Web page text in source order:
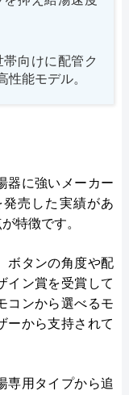
向けに配管ク
性能モデル。
器に強いメーカー
売した実績があ
特徴です。
ボタンの角度や配
イン賞を受賞して
コンから選べるモ
ーから支持されて
専用タイプから追